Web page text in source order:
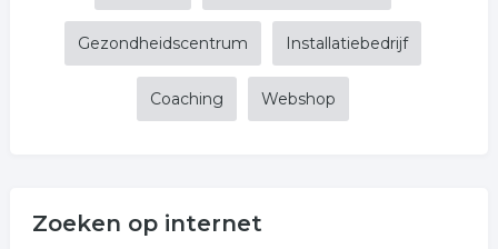
Gezondheidscentrum Installatiebedrijf
Coaching Webshop
Zoeken op internet